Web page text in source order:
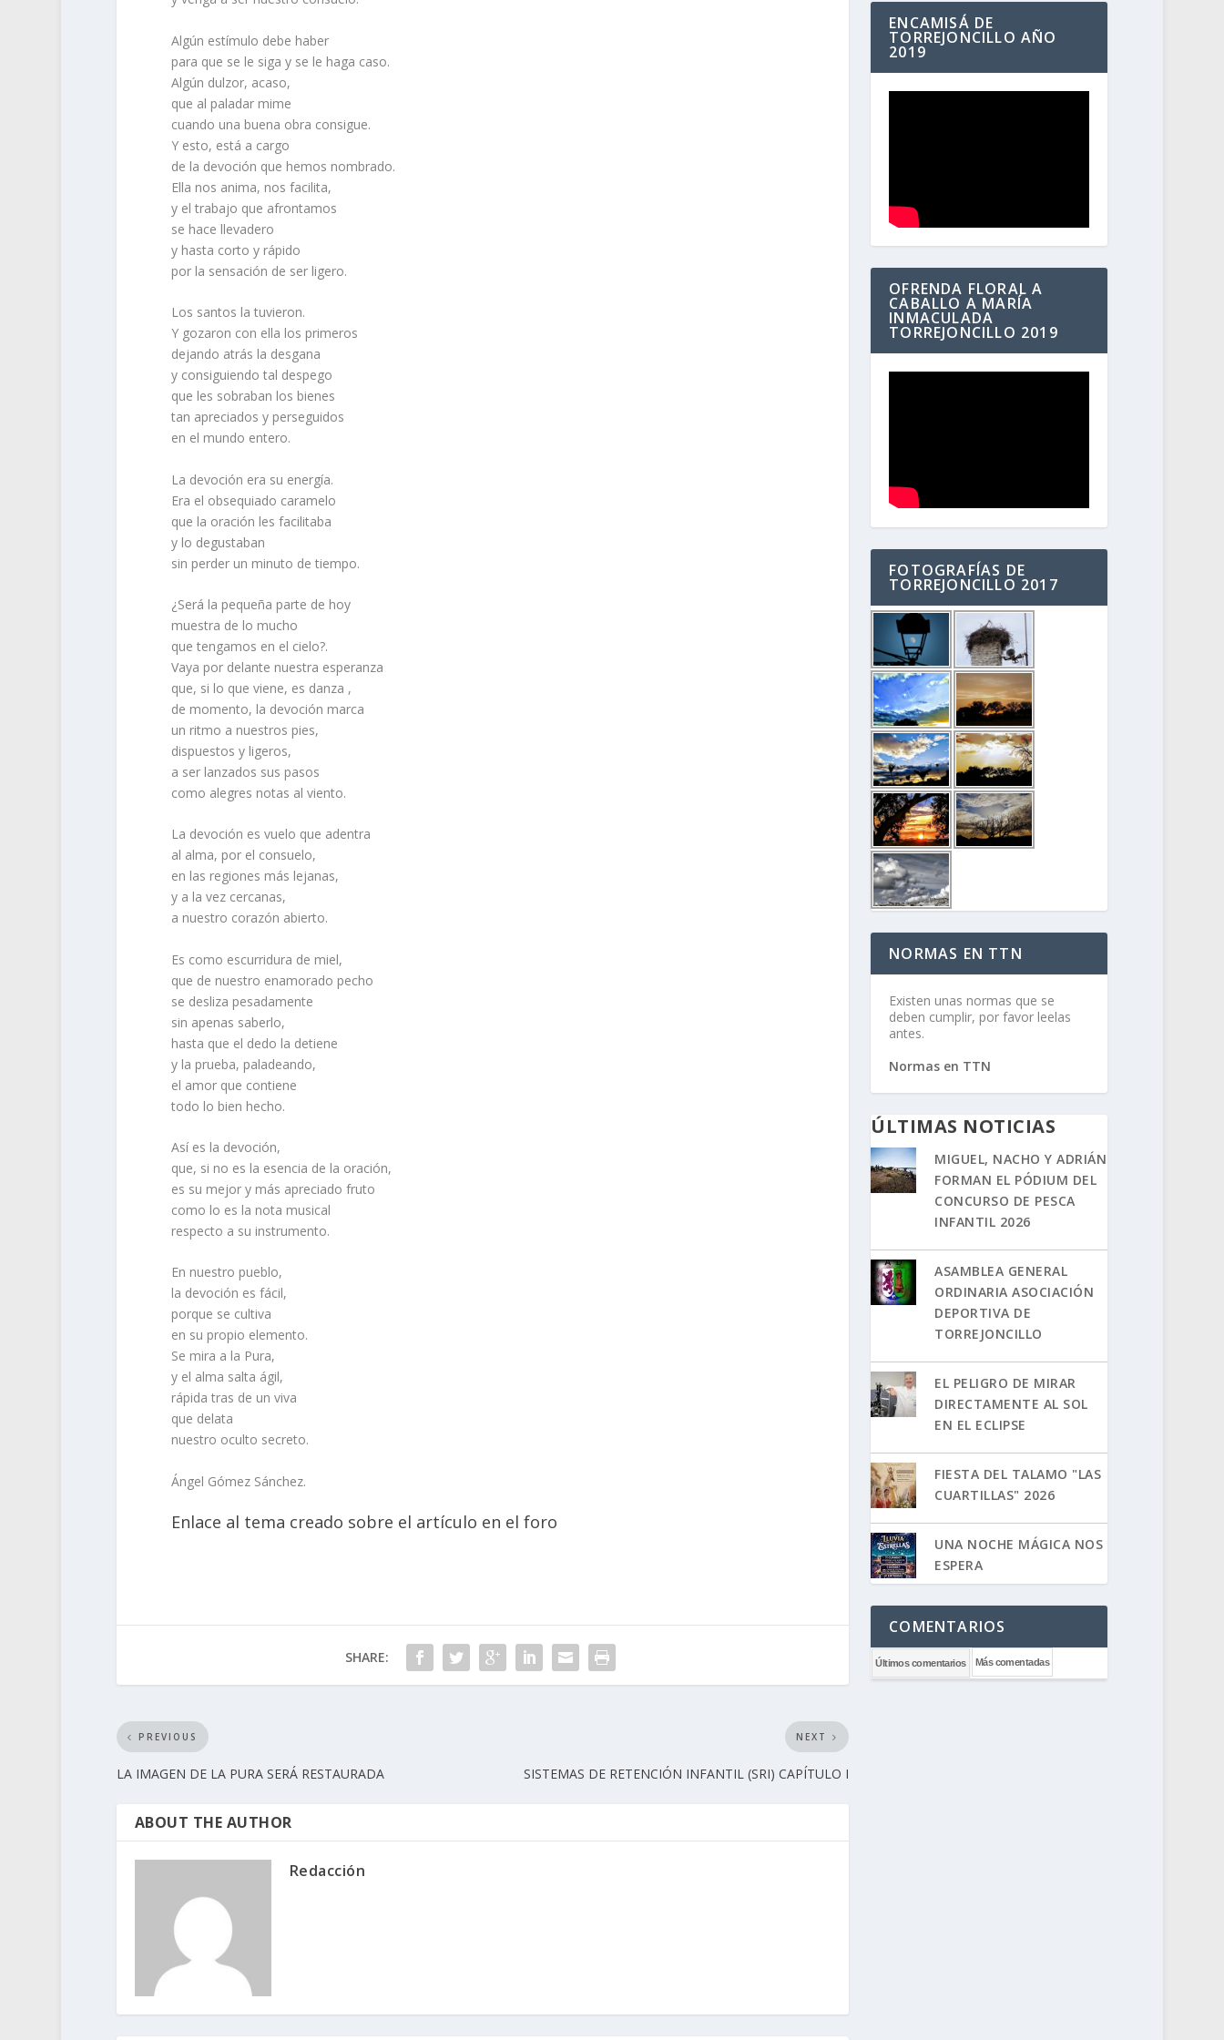
Algún estímulo debe haber
para que se le siga y se le haga caso.
Algún dulzor, acaso,
que al paladar mime
cuando una buena obra consigue.
Y esto, está a cargo
de la devoción que hemos nombrado.
Ella nos anima, nos facilita,
y el trabajo que afrontamos
se hace llevadero
y hasta corto y rápido
por la sensación de ser ligero.
Los santos la tuvieron.
Y gozaron con ella los primeros
dejando atrás la desgana
y consiguiendo tal despego
que les sobraban los bienes
tan apreciados y perseguidos
en el mundo entero.
La devoción era su energía.
Era el obsequiado caramelo
que la oración les facilitaba
y lo degustaban
sin perder un minuto de tiempo.
¿Será la pequeña parte de hoy
muestra de lo mucho
que tengamos en el cielo?.
Vaya por delante nuestra esperanza
que, si lo que viene, es danza ,
de momento, la devoción marca
un ritmo a nuestros pies,
dispuestos y ligeros,
a ser lanzados sus pasos
como alegres notas al viento.
La devoción es vuelo que adentra
al alma, por el consuelo,
en las regiones más lejanas,
y a la vez cercanas,
a nuestro corazón abierto.
Es como escurridura de miel,
que de nuestro enamorado pecho
se desliza pesadamente
sin apenas saberlo,
hasta que el dedo la detiene
y la prueba, paladeando,
el amor que contiene
todo lo bien hecho.
Así es la devoción,
que, si no es la esencia de la oración,
es su mejor y más apreciado fruto
como lo es la nota musical
respecto a su instrumento.
En nuestro pueblo,
la devoción es fácil,
porque se cultiva
en su propio elemento.
Se mira a la Pura,
y el alma salta ágil,
rápida tras de un viva
que delata
nuestro oculto secreto.
Ángel Gómez Sánchez.
Enlace al tema creado sobre el artículo en el foro
SHARE:
PREVIOUS
LA IMAGEN DE LA PURA SERÁ RESTAURADA
NEXT
SISTEMAS DE RETENCIÓN INFANTIL (SRI) CAPÍTULO I
ABOUT THE AUTHOR
Redacción
ENCAMISÁ DE
TORREJONCILLO AÑO
2019
OFRENDA FLORAL A
CABALLO A MARÍA
INMACULADA
TORREJONCILLO 2019
FOTOGRAFÍAS DE
TORREJONCILLO 2017
NORMAS EN TTN
Existen unas normas que se
deben cumplir, por favor leelas
antes.
Normas en TTN
ÚLTIMAS NOTICIAS
MIGUEL, NACHO Y ADRIÁN
FORMAN EL PÓDIUM DEL
CONCURSO DE PESCA
INFANTIL 2026
ASAMBLEA GENERAL
ORDINARIA ASOCIACIÓN
DEPORTIVA DE
TORREJONCILLO
EL PELIGRO DE MIRAR
DIRECTAMENTE AL SOL
EN EL ECLIPSE
FIESTA DEL TALAMO "LAS
CUARTILLAS" 2026
UNA NOCHE MÁGICA NOS
ESPERA
COMENTARIOS
Últimos comentarios Más comentadas